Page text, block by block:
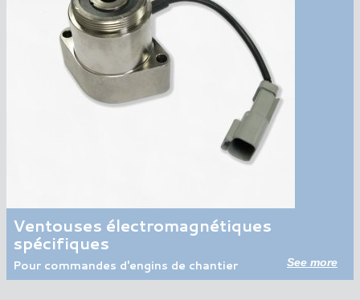
Ventouses électromagnétiques
spécifiques
Pour commandes d'engins de chantier See more